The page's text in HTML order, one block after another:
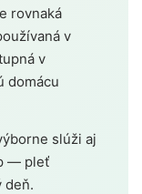
rovnaká
v
v
domácu
slúži aj
— pleť
deň.